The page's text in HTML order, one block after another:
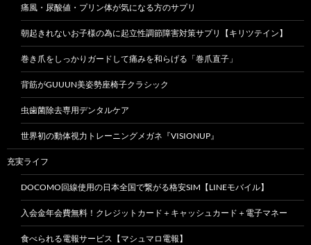
痛風・尿酸値・プリン体が気になる方のサプリ
朝起きれないお子様の為に起立性調節障害対策サプリ【キリツテイン】
巻き爪をしっかりガードして痛みを和らげる「巻爪直子」
背筋がGUUUN美姿勢座椅子クラシック
虫歯菌除去専用デンタルケア
世界初の動体視力トレーニングメガネ『VISIONUP』
充実ライフ
DOCOMO回線使用の日本全国で繋がる格安SIM【LINEモバイル】
入会金年会費無料！クレジットカード＋キャッシュカード＋電子マネー
食べられる電報サービス【マシュマロ電報】